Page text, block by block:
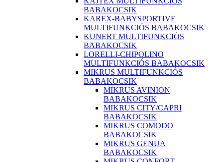
BABAKOCSIK
KAREX-BABYSPORTIVE
MULTIFUNKCIÓS BABAKOCSIK
KUNERT MULTIFUNKCIÓS
BABAKOCSIK
LORELLI-CHIPOLINO
MULTIFUNKCIÓS BABAKOCSIK
MIKRUS MULTIFUNKCIÓS
BABAKOCSIK
MIKRUS AVINION
BABAKOCSIK
MIKRUS CITY/CAPRI
BABAKOCSIK
MIKRUS COMODO
BABAKOCSIK
MIKRUS GENUA
BABAKOCSIK